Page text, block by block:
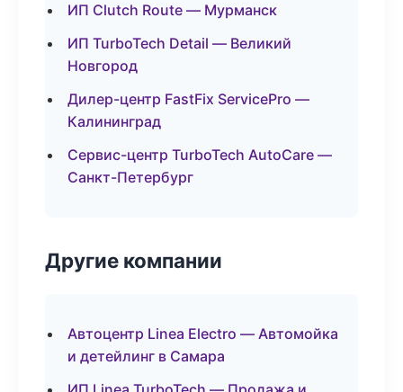
ИП Clutch Route — Мурманск
ИП TurboTech Detail — Великий
Новгород
Дилер-центр FastFix ServicePro —
Калининград
Сервис-центр TurboTech AutoCare —
Санкт-Петербург
Другие компании
Автоцентр Linea Electro — Автомойка
и детейлинг в Самара